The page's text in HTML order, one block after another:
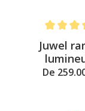
Note
Juwel
Multilux
De